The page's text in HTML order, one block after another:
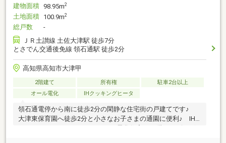
建物面積 98.95m2
土地面積 100.9m2
総戸数
-
ＪＲ土讃線 土佐大津駅 徒歩7分
とさでん交通後免線 領石通駅 徒歩2分
高知県高知市大津甲
2階建て 所有権
駐車2台以上
オール電化
IHクッキングヒータ
領石通電停から南に徒歩2分の閑静な住宅街の戸建てです♪
大津東保育園へ徒歩2分と小さなお子さまの通園に便利♪ IH